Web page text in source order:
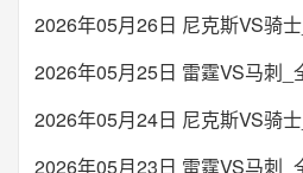
2026年05月25日 雷霆VS马刺_
2026年05月23日 雷霆VS马刺_